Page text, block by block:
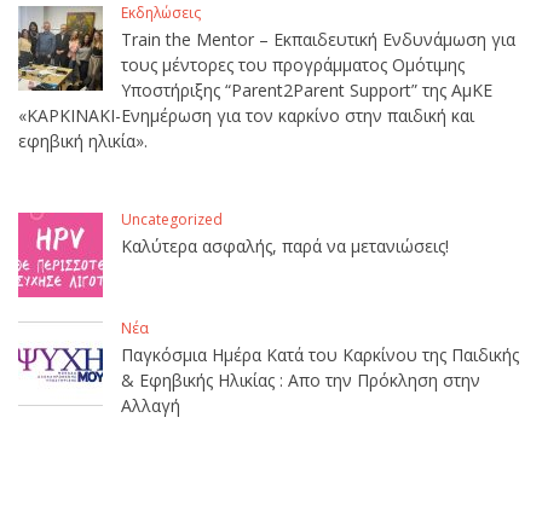
Εκδηλώσεις
Train the Mentor – Εκπαιδευτική Ενδυνάμωση για
τους μέντορες του προγράμματος Ομότιμης
Υποστήριξης “Parent2Parent Support” της ΑμΚΕ
«ΚΑΡΚΙΝΑΚΙ-Ενημέρωση για τον καρκίνο στην παιδική και
εφηβική ηλικία».
Uncategorized
Καλύτερα ασφαλής, παρά να μετανιώσεις!
Νέα
Παγκόσμια Ημέρα Κατά του Καρκίνου της Παιδικής
& Εφηβικής Ηλικίας : Απο την Πρόκληση στην
Αλλαγή